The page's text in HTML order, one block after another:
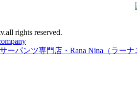
rights reserved.
ーパンツ専門店・Rana Nina（ラー